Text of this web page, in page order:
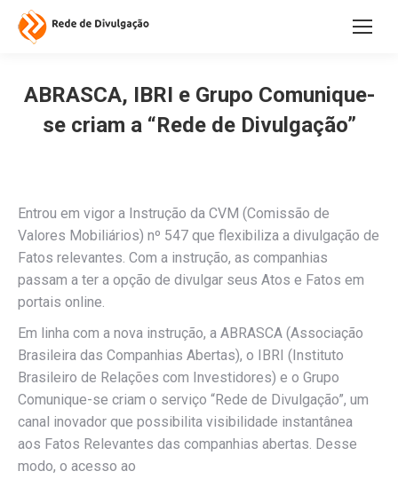
ABRASCA, IBRI e Grupo Comunique-
se criam a “Rede de Divulgação”
Entrou em vigor a Instrução da CVM (Comissão de
Valores Mobiliários) nº 547 que flexibiliza a divulgação de
Fatos relevantes. Com a instrução, as companhias
passam a ter a opção de divulgar seus Atos e Fatos em
portais online.
Em linha com a nova instrução, a ABRASCA (Associação
Brasileira das Companhias Abertas), o IBRI (Instituto
Brasileiro de Relações com Investidores) e o Grupo
Comunique-se criam o serviço “Rede de Divulgação”, um
canal inovador que possibilita visibilidade instantânea
aos Fatos Relevantes das companhias abertas. Desse
modo, o acesso ao